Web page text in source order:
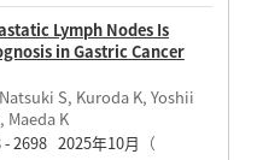
Lymph Nodes Is
in Gastric Cancer
S, Kuroda K, Yoshii
Maeda K
2698 2025年10月 （